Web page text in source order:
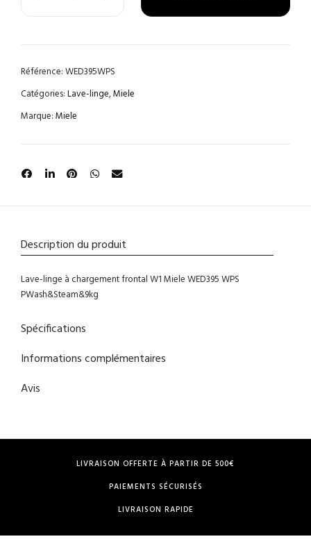
Référence:WED395WPS
Catégories:Lave-linge,Miele
Marque:Miele
Description du produit
Lave-linge à chargement frontal W1 Miele WED395 WPS
PWash&Steam&9kg
Spécifications
Informations complémentaires
Avis
LIVRAISON OFFERTE À PARTIR DE 500€
PAIEMENTS SÉCURISÉS
LIVRAISON RAPIDE